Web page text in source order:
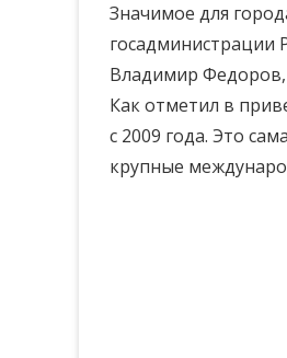
Значимое для
Владимир Федоров,
Как отметил в
с 2009 года. Это
крупные